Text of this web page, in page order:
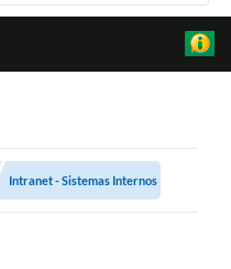
Intranet - Sistemas Internos